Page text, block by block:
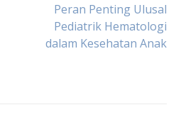
Peran Penting Ulusal
Pediatrik Hematologi
dalam Kesehatan Anak